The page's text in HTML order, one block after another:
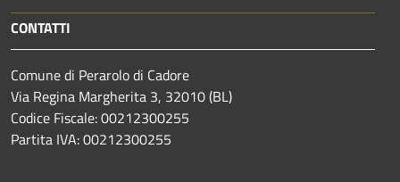
CONTATTI
Comune di Perarolo di Cadore
Via Regina Margherita 3, 32010 (BL)
Codice Fiscale: 00212300255
Partita IVA: 00212300255